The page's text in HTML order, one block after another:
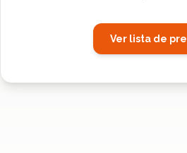
Ver lista de